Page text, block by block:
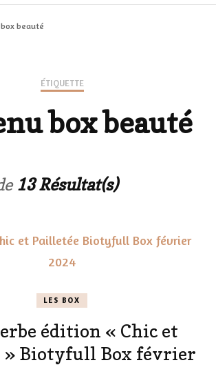
beauté
ÉTIQUETTE
box beauté
13 Résultat(s)
LES BOX
édition « Chic et
» Biotyfull Box février